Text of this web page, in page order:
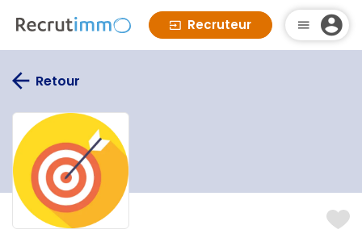
Recruteur
Retour